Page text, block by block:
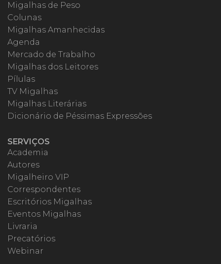
Migalhas de Peso
Colunas
Migalhas Amanhecidas
Agenda
Mercado de Trabalho
Migalhas dos Leitores
Pílulas
TV Migalhas
Migalhas Literárias
Dicionário de Péssimas Expressões
SERVIÇOS
Academia
Autores
Migalheiro VIP
Correspondentes
Escritórios Migalhas
Eventos Migalhas
Livraria
Precatórios
Webinar